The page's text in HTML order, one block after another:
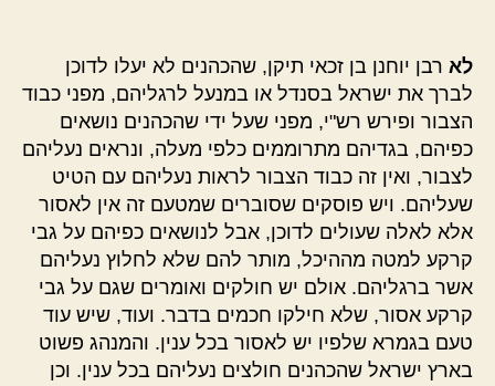
לא רבן יוחנן בן זכאי תיקן, שהכהנים לא יעלו לדוכן
לברך את ישראל בסנדל או במנעל לרגליהם, מפני כבוד
הצבור ופירש רש"י, מפני שעל ידי שהכהנים נושאים
כפיהם, בגדיהם מתרוממים כלפי מעלה, ונראים נעליהם
לצבור, ואין זה כבוד הצבור לראות נעליהם עם הטיט
שעליהם. ויש פוסקים שסוברים שמטעם זה אין לאסור
אלא לאלה שעולים לדוכן, אבל לנושאים כפיהם על גבי
קרקע למטה מההיכל, מותר להם שלא לחלוץ נעליהם
אשר ברגליהם. אולם יש חולקים ואומרים שגם על גבי
קרקע אסור, שלא חילקו חכמים בדבר. ועוד, שיש עוד
טעם בגמרא שלפיו יש לאסור בכל ענין. והמנהג פשוט
בארץ ישראל שהכהנים חולצים נעליהם בכל ענין. וכן